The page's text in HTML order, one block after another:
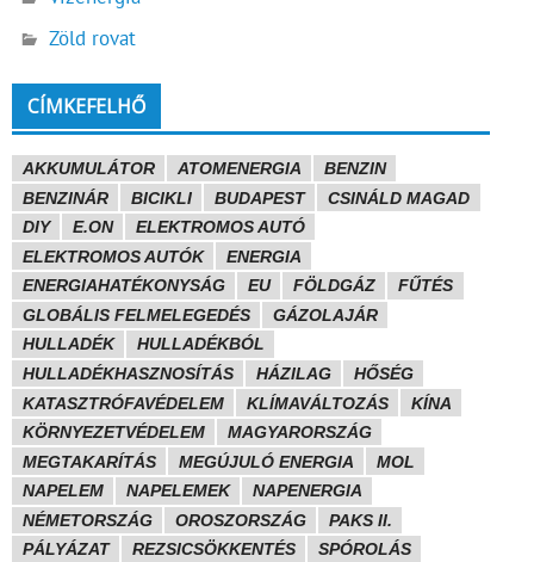
Zöld rovat
CÍMKEFELHŐ
AKKUMULÁTOR ATOMENERGIA
BENZIN
BENZINÁR
BICIKLI BUDAPEST
CSINÁLD MAGAD
DIY
E.ON
ELEKTROMOS AUTÓ
ELEKTROMOS AUTÓK
ENERGIA
ENERGIAHATÉKONYSÁG
EU FÖLDGÁZ
FŰTÉS
GLOBÁLIS FELMELEGEDÉS
GÁZOLAJÁR
HULLADÉK
HULLADÉKBÓL
HULLADÉKHASZNOSÍTÁS
HÁZILAG
HŐSÉG
KATASZTRÓFAVÉDELEM
KLÍMAVÁLTOZÁS
KÍNA
KÖRNYEZETVÉDELEM
MAGYARORSZÁG
MEGTAKARÍTÁS
MEGÚJULÓ ENERGIA
MOL
NAPELEM
NAPELEMEK
NAPENERGIA
NÉMETORSZÁG
OROSZORSZÁG
PAKS II.
PÁLYÁZAT
REZSICSÖKKENTÉS
SPÓROLÁS